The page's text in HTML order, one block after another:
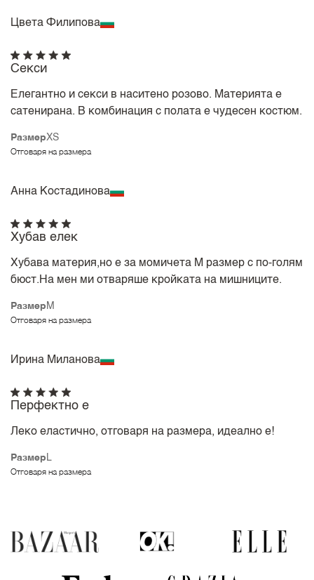
Цвета Филипова
РазмерXS
Отговаря на размера
Секси
Елегантно и секси в наситено розово. Материята е
сатенирана. В комбинация с полата е чудесен костюм.
Анна Костадинова
Размер M
Отговаря на размера
Хубав елек
Хубава материя,но е за момичета М размер с по-голям
бюст.На мен ми отваряше кройката на мишниците.
Ирина Миланова
Размер L
Отговаря на размера
Перфектно е
Леко еластично, отговаря на размера, идеално е!